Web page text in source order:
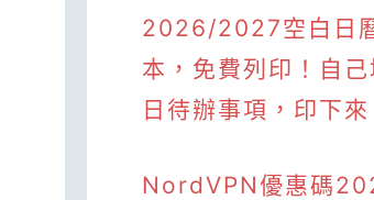
2026/2027空白日
本，免費列印！自己
日待辦事項，印下來
NordVPN優惠碼